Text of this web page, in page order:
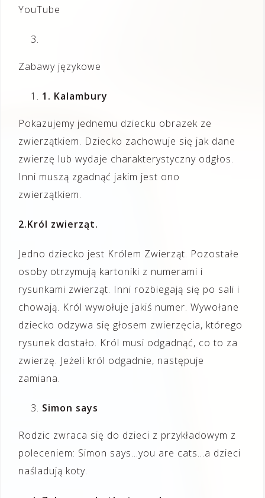
YouTube
Zabawy językowe
1 . Kalambury
Pokazujemy jednemu dziecku obrazek ze
zwierzątkiem. Dziecko zachowuje się jak dane
zwierzę lub wydaje charakterystyczny odgłos.
Inni muszą zgadnąć jakim jest ono
zwierzątkiem.
2.Król zwierząt.
Jedno dziecko jest Królem Zwierząt. Pozostałe
osoby otrzymują kartoniki z numerami i
rysunkami zwierząt. Inni rozbiegają się po sali i
chowają. Król wywołuje jakiś numer. Wywołane
dziecko odzywa się głosem zwierzęcia, którego
rysunek dostało. Król musi odgadnąć, co to za
zwierzę. Jeżeli król odgadnie, następuje
zamiana.
Simon says
Rodzic zwraca się do dzieci z przykładowym z
poleceniem: Simon says…you are cats…a dzieci
naśladują koty.